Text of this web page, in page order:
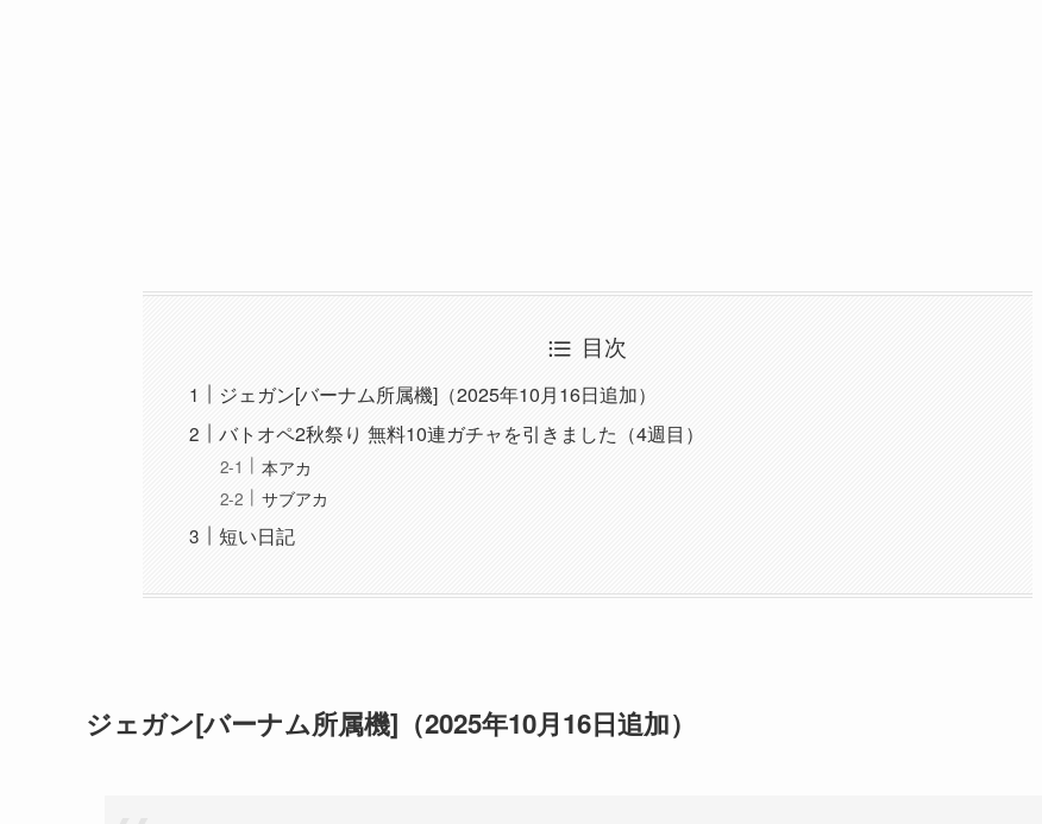
目次
ジェガン[バーナム所属機]（2025年10月16日追加）
バトオペ2秋祭り 無料10連ガチャを引きました（4週目）
本アカ
サブアカ
短い日記
ジェガン[バーナム所属機]（2025年10月16日追加）